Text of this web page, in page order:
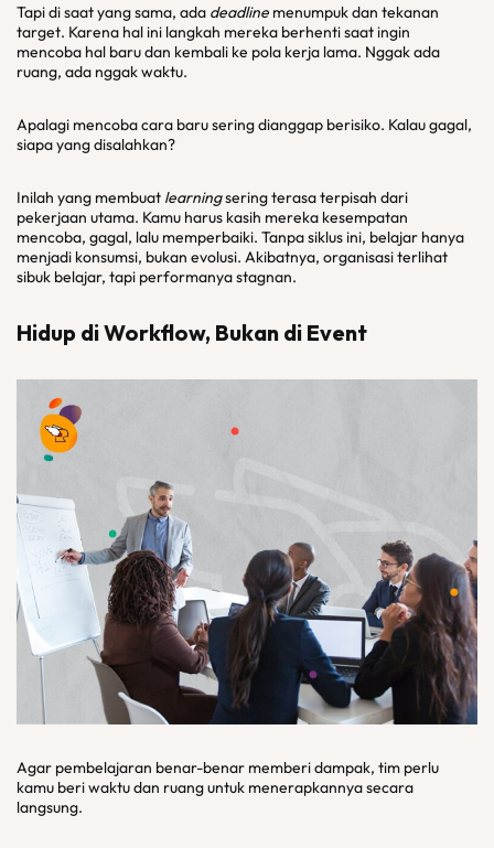
Tapi di saat yang sama, ada deadline menumpuk dan tekanan
target. Karena hal ini langkah mereka berhenti saat ingin
mencoba hal baru dan kembali ke pola kerja lama. Nggak ada
ruang, ada nggak waktu.
Apalagi mencoba cara baru sering dianggap berisiko. Kalau gagal,
siapa yang disalahkan?
Inilah yang membuat learningsering terasa terpisah dari
pekerjaan utama. Kamu harus kasih mereka kesempatan
mencoba, gagal, lalu memperbaiki. Tanpa siklus ini, belajar hanya
menjadi konsumsi, bukan evolusi. Akibatnya, organisasi terlihat
sibuk belajar, tapi performanya stagnan.
Hidup di Workflow, Bukan di Event
Agar pembelajaran benar-benar memberi dampak, tim perlu
kamu beri waktu dan ruang untuk menerapkannya secara
langsung.